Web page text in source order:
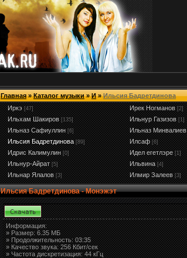
Главная»Каталог музыки»И» Ильсия Бадретдинова
Иркэ [47] Ирек Ногманов [2]
Ильхам Шакиров [135] Ильнур Газизов [1]
Ильназ Сафиуллин [6] Ильназ Минвалиев
Ильсия Бадретдинова [89] Илсаф [6]
Идрис Калимулин [0] Идел егетлэре [1]
Ильнур-Айрат [5] Ильвина [4]
Ильнар Ялалов [3] Илмир Залеев [3]
Ильсия Бадретдинова - Монэжэт
Информация:
»Размер:6.35 МБ
» Продолжительность: 03:35
» Качество звука: 256 Кбит/сек
» Частота дискретизация: 44 кГц